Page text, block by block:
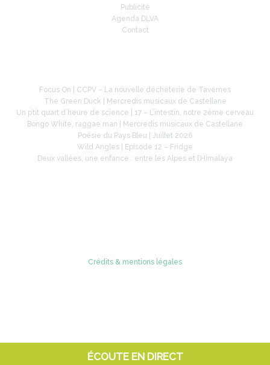
ÉCOUTE EN DIRECT
Publicité
Agenda DLVA
Contact
Focus On | CCPV – La nouvelle déchèterie de Tavernes
The Green Duck | Mercredis musicaux de Castellane
Un p’tit quart d’heure de science | 17 – L’intestin, notre 2ème cerveau
Bongo White, raggae man | Mercredis musicaux de Castellane
Poésie du Pays Bleu | Juillet 2026
Wild Angles | Episode 12 – Fridge
Deux vallées, une enfance : entre les Alpes et l’Himalaya
Crédits & mentions légales